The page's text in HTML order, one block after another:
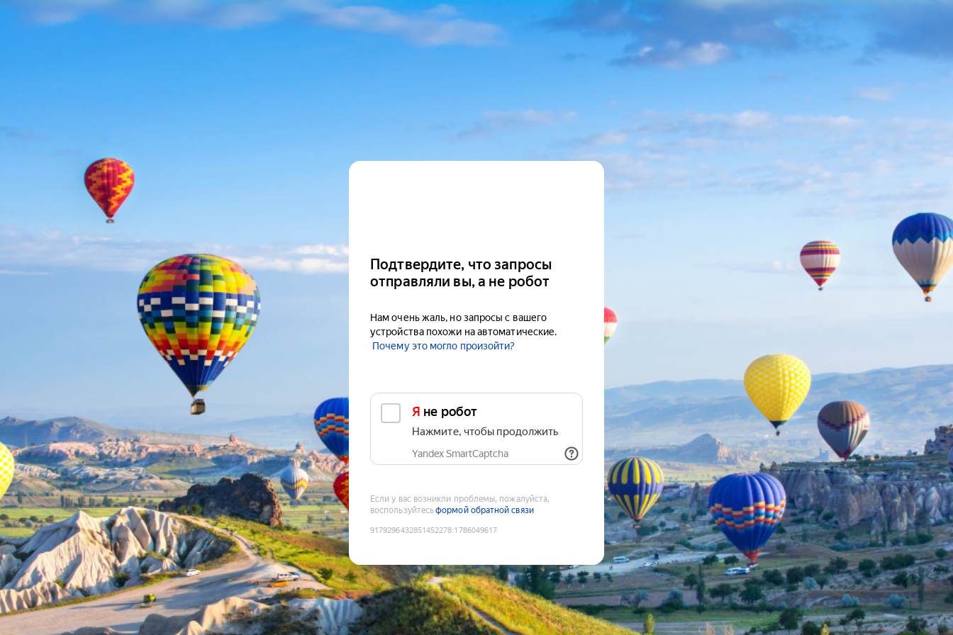
Подтвердите, что запросы
отправляли вы, а не робот
Нам очень жаль, но запросы с вашего
устройства похожи на автоматические.
Почему это могло произойти?
Я не робот
Нажмите, чтобы продолжить
Yandex SmartCaptcha
Если у вас возникли проблемы, пожалуйста,
воспользуйтесьформой обратной связи
9179296432851452278:1786049617